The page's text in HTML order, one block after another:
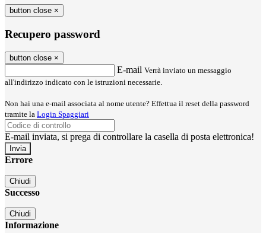
button close ×
Recupero password
button close ×
E-mail Verrà inviato un messaggio
all'indirizzo indicato con le istruzioni necessarie.
Non hai una e-mail associata al nome utente? Effettua il reset della password
tramite la Login Spaggiari
E-mail inviata, si prega di controllare la casella di posta elettronica!
Errore
Chiudi
Successo
Chiudi
Informazione